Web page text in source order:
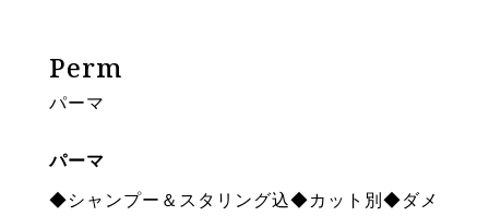
Perm
パーマ
パーマ
◆シャンプー＆スタリング込◆カット別◆ダメ